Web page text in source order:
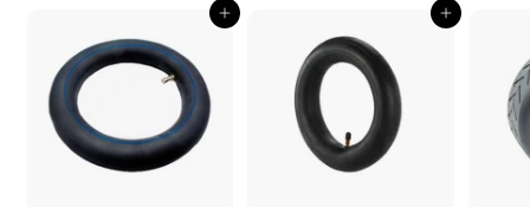
Aggiungi al carrello Aggiungi al carrello